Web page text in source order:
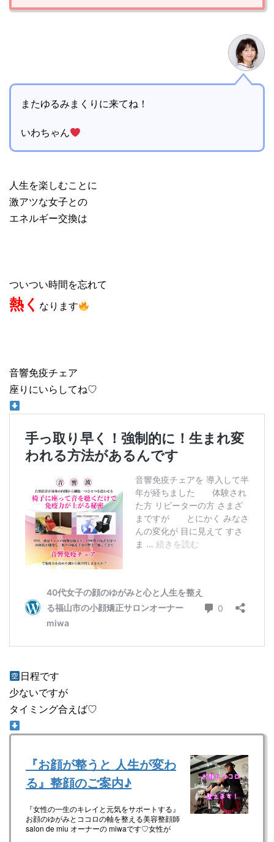
またゆるみまくりに来てね！
いわちゃん
人生を楽しむことに
激アツな女子との
エネルギー交換は
ついつい時間を忘れて
熱く なります
音響免疫チェア
座りにいらしてね♡
日程です
少ないですが
タイミング合えば♡
『お顔が整うと 人生が変わ
る』整顔のご案内♪
『女性の一生のキレイと元気をサポートする』
お顔のゆがみとココロの軸を整える美容整顔師
salon de miu オーナーの miwaです♡女性が